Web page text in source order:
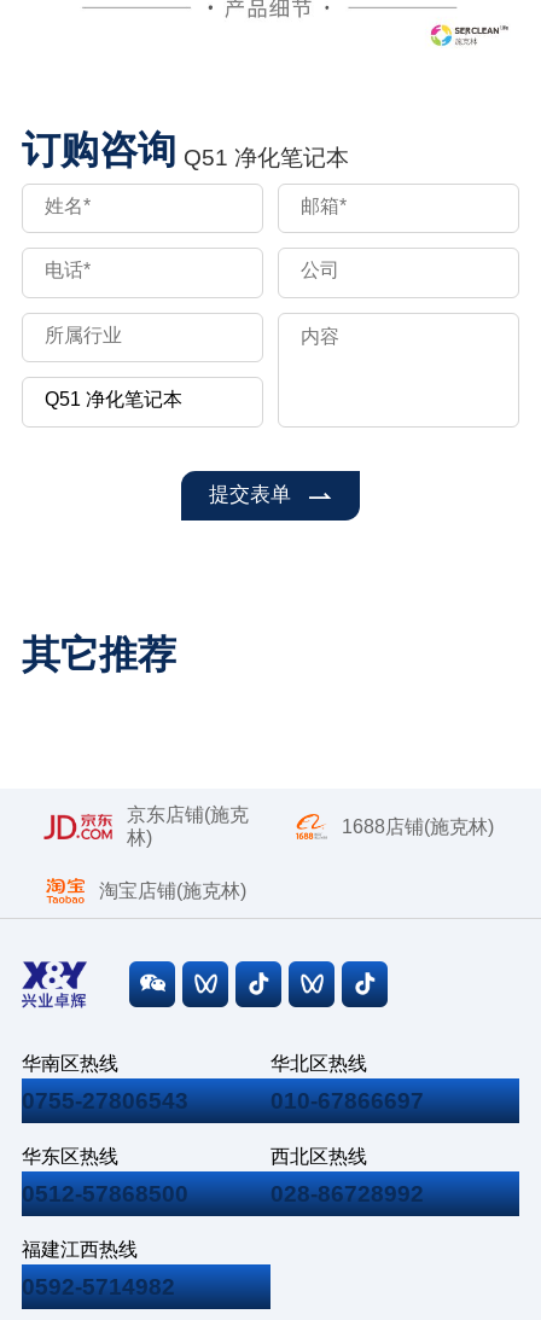
订购咨询 Q51 净化笔记本
提交表单
其它推荐
京东店铺(施克
林)
1688店铺(施克林)
淘宝店铺(施克林)
华南区热线
0755-27806543
华北区热线
010-67866697
华东区热线
0512-57868500
西北区热线
028-86728992
福建江西热线
0592-5714982